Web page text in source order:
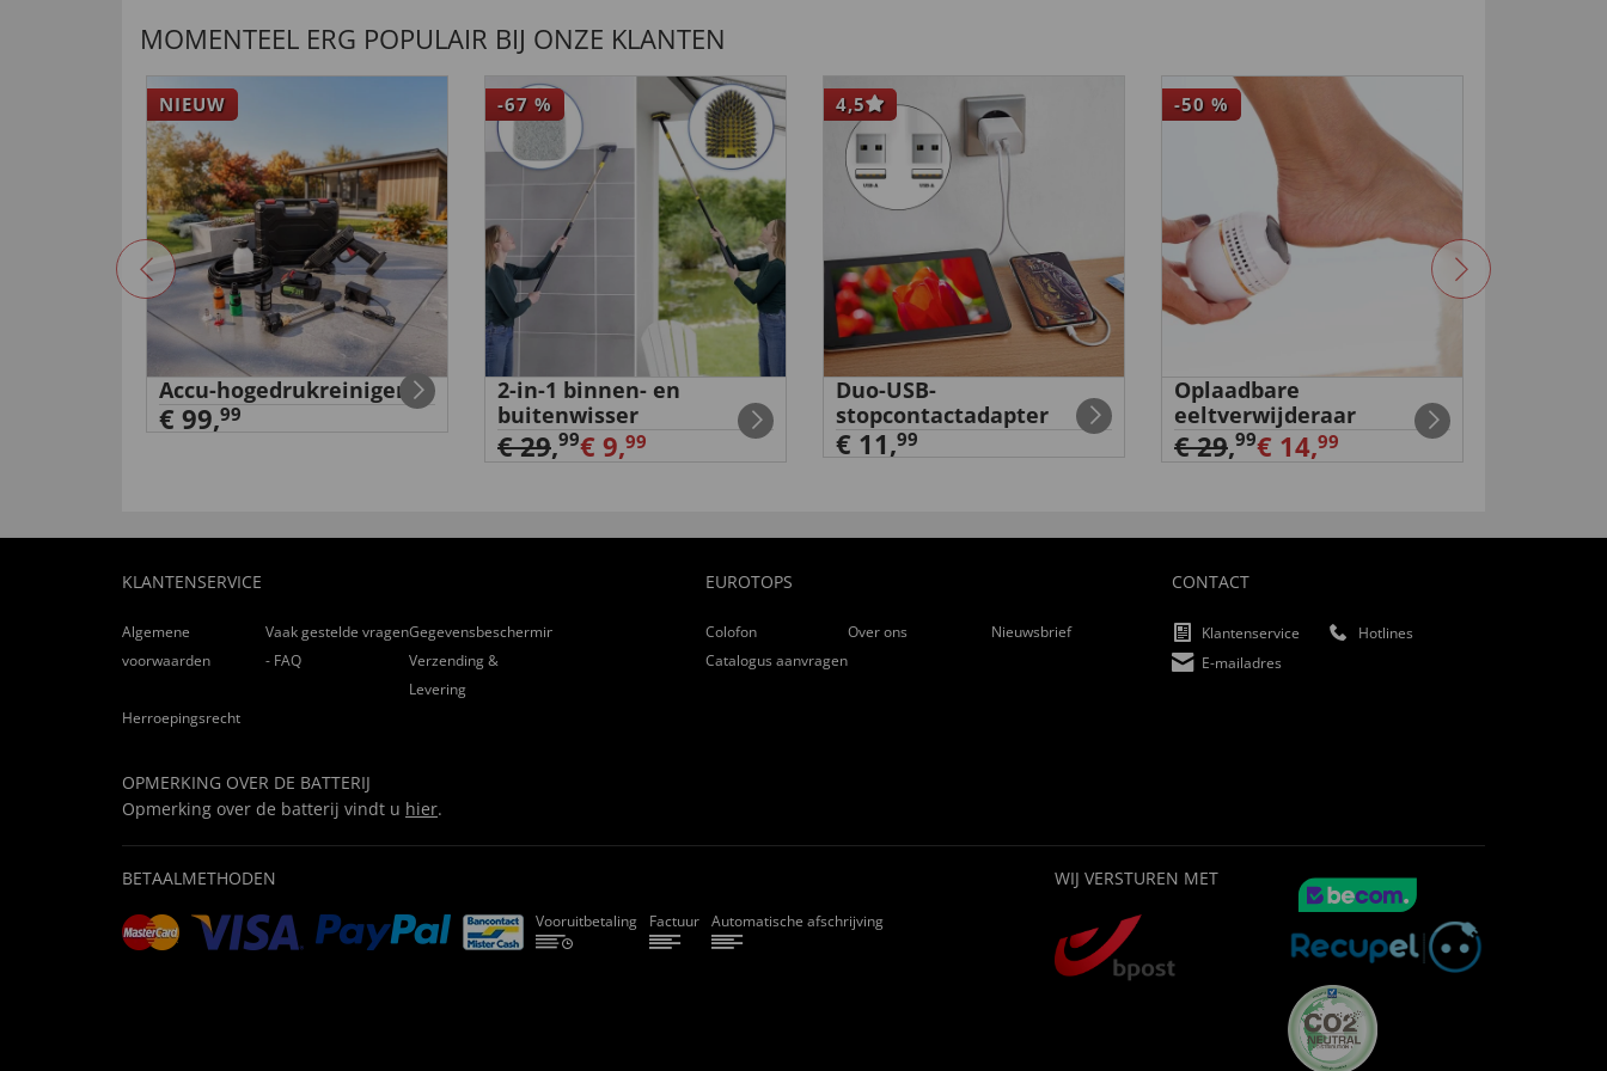
MOMENTEEL ERG POPULAIR BIJ ONZE KLANTEN
NIEUW
Accu-hogedrukreiniger
€ 99,99
-67 %
2-in-1 binnen- en
buitenwisser
€ 29,99€ 9,99
4,5
Duo-USB-
stopcontactadapter
€ 11,99
-50 %
Oplaadbare
eeltverwijderaar
€ 29,99€ 14,99
KLANTENSERVICE
Algemene
voorwaarden
Vaak gestelde vragen
- FAQ
Gegevensbescherming
Verzending &
Levering
Herroepingsrecht
OPMERKING OVER DE BATTERIJ
Opmerking over de batterij vindt u hier.
EUROTOPS
Colofon Over ons
Nieuwsbrief
Catalogus aanvragen
CONTACT
Klantenservice
Hotlines
E-mailadres
BETAALMETHODEN
Vooruitbetaling Factuur Automatische afschrijving
WIJ VERSTUREN MET